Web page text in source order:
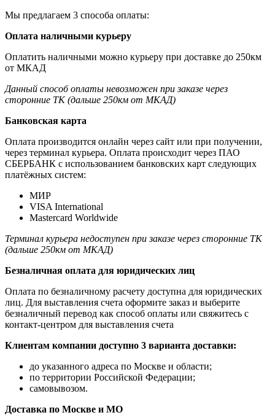
Мы предлагаем 3 способа оплаты:
Оплата наличными курьеру
Оплатить наличными можно курьеру при доставке до 250км
от МКАД
Данный способ оплаты невозможен при заказе через
сторонние ТК (дальше 250км от МКАД)
Банковская карта
Оплата производится онлайн через сайт или при получении,
через терминал курьера. Оплата происходит через ПАО
СБЕРБАНК с использованием банковских карт следующих
платёжных систем:
МИР
VISA International
Mastercard Worldwide
Терминал курьера недоступен при заказе через сторонние ТК
(дальше 250км от МКАД)
Безналичная оплата для юридических лиц
Оплата по безналичному расчету доступна для юридических
лиц. Для выставления счета оформите заказ и выберите
безналичный перевод как способ оплаты или свяжитесь с
контакт-центром для выставления счета
Клиентам компании доступно 3 варианта доставки:
до указанного адреса по Москве и области;
по территории Российской Федерации;
самовывозом.
Доставка по Москве и МО